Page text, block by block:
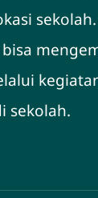
sekolah.